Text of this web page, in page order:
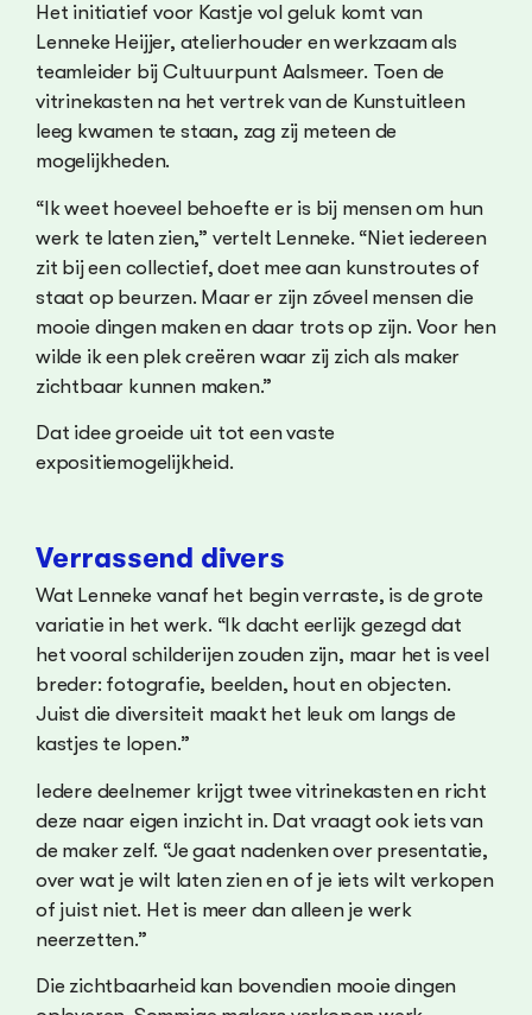
Het initiatief voor Kastje vol geluk komt van
Lenneke Heijjer, atelierhouder en werkzaam als
teamleider bij Cultuurpunt Aalsmeer. Toen de
vitrinekasten na het vertrek van de Kunstuitleen
leeg kwamen te staan, zag zij meteen de
mogelijkheden.
“Ik weet hoeveel behoefte er is bij mensen om hun
werk te laten zien,” vertelt Lenneke. “Niet iedereen
zit bij een collectief, doet mee aan kunstroutes of
staat op beurzen. Maar er zijn zóveel mensen die
mooie dingen maken en daar trots op zijn. Voor hen
wilde ik een plek creëren waar zij zich als maker
zichtbaar kunnen maken.”
Dat idee groeide uit tot een vaste
expositiemogelijkheid.
Verrassend divers
Wat Lenneke vanaf het begin verraste, is de grote
variatie in het werk. “Ik dacht eerlijk gezegd dat
het vooral schilderijen zouden zijn, maar het is veel
breder: fotografie, beelden, hout en objecten.
Juist die diversiteit maakt het leuk om langs de
kastjes te lopen.”
Iedere deelnemer krijgt twee vitrinekasten en richt
deze naar eigen inzicht in. Dat vraagt ook iets van
de maker zelf. “Je gaat nadenken over presentatie,
over wat je wilt laten zien en of je iets wilt verkopen
of juist niet. Het is meer dan alleen je werk
neerzetten.”
Die zichtbaarheid kan bovendien mooie dingen